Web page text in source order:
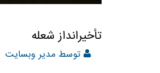
تأخیرانداز شعله
توسط مدیر وبسایت